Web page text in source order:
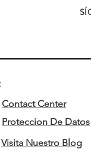
Contact Center
Proteccion De Datos
Visita Nuestro Blog